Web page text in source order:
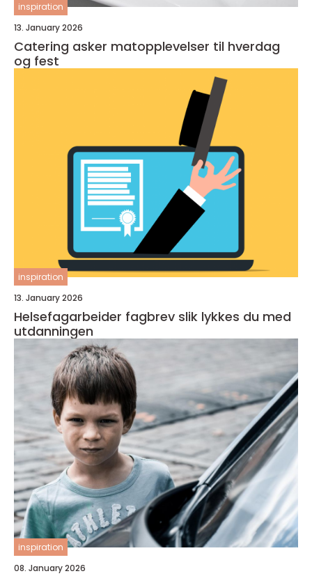
inspiration
13. January 2026
Catering asker matopplevelser til hverdag
og fest
inspiration
13. January 2026
Helsefagarbeider fagbrev slik lykkes du med
utdanningen
inspiration
08. January 2026